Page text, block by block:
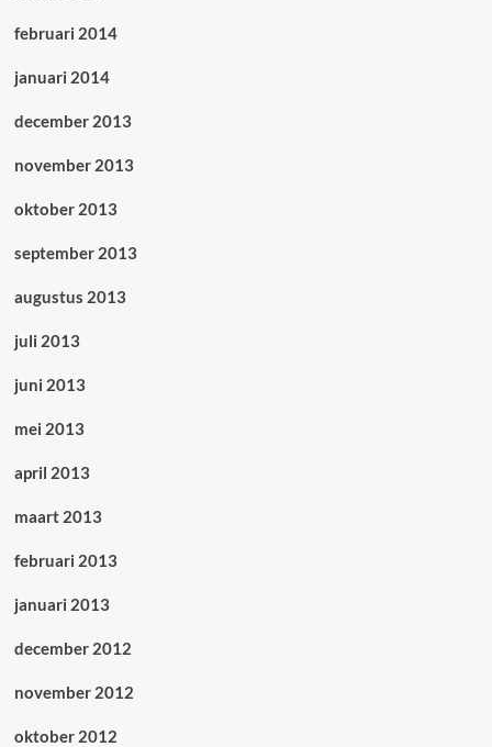
februari 2014
januari 2014
december 2013
november 2013
oktober 2013
september 2013
augustus 2013
juli 2013
juni 2013
mei 2013
april 2013
maart 2013
februari 2013
januari 2013
december 2012
november 2012
oktober 2012